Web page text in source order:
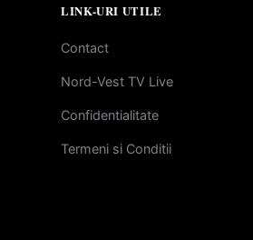
LINK-URI UTILE
Contact
Nord-Vest TV Live
Confidentialitate
Termeni si Conditii